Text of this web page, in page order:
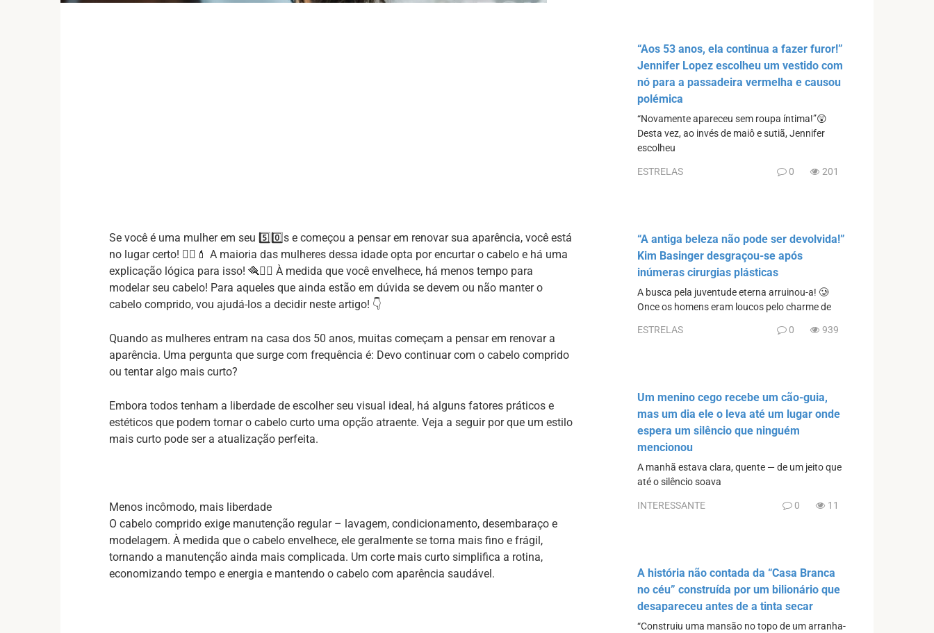
Se você é uma mulher em seu 5️⃣0️⃣s e começou a pensar em renovar sua aparência, você está
no lugar certo! 💆‍♀️💄 A maioria das mulheres dessa idade opta por encurtar o cabelo e há uma
explicação lógica para isso! 🪮💇‍♀️ À medida que você envelhece, há menos tempo para
modelar seu cabelo! Para aqueles que ainda estão em dúvida se devem ou não manter o
cabelo comprido, vou ajudá-los a decidir neste artigo! 👇
Quando as mulheres entram na casa dos 50 anos, muitas começam a pensar em renovar a
aparência. Uma pergunta que surge com frequência é: Devo continuar com o cabelo comprido
ou tentar algo mais curto?
Embora todos tenham a liberdade de escolher seu visual ideal, há alguns fatores práticos e
estéticos que podem tornar o cabelo curto uma opção atraente. Veja a seguir por que um estilo
mais curto pode ser a atualização perfeita.
Menos incômodo, mais liberdade
O cabelo comprido exige manutenção regular – lavagem, condicionamento, desembaraço e
modelagem. À medida que o cabelo envelhece, ele geralmente se torna mais fino e frágil,
tornando a manutenção ainda mais complicada. Um corte mais curto simplifica a rotina,
economizando tempo e energia e mantendo o cabelo com aparência saudável.
“Aos 53 anos, ela continua a fazer furor!”
Jennifer Lopez escolheu um vestido com
nó para a passadeira vermelha e causou
polémica
“Novamente apareceu sem roupa íntima!”😲
Desta vez, ao invés de maiô e sutiã, Jennifer
escolheu
ESTRELAS 0 201
“A antiga beleza não pode ser devolvida!”
Kim Basinger desgraçou-se após
inúmeras cirurgias plásticas
A busca pela juventude eterna arruinou-a! 🥲
Once os homens eram loucos pelo charme de
ESTRELAS 0 939
Um menino cego recebe um cão-guia,
mas um dia ele o leva até um lugar onde
espera um silêncio que ninguém
mencionou
A manhã estava clara, quente — de um jeito que
até o silêncio soava
INTERESSANTE 0 11
A história não contada da “Casa Branca
no céu” construída por um bilionário que
desapareceu antes de a tinta secar
“Construiu uma mansão no topo de um arranha-